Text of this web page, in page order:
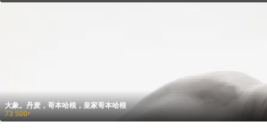
大象。丹麦，哥本哈根，皇家哥本哈根
73 500₽